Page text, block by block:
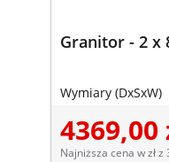
Granitor - 2 x
Wymiary (DxSxW)
4369,00
Najniższa cena w zł